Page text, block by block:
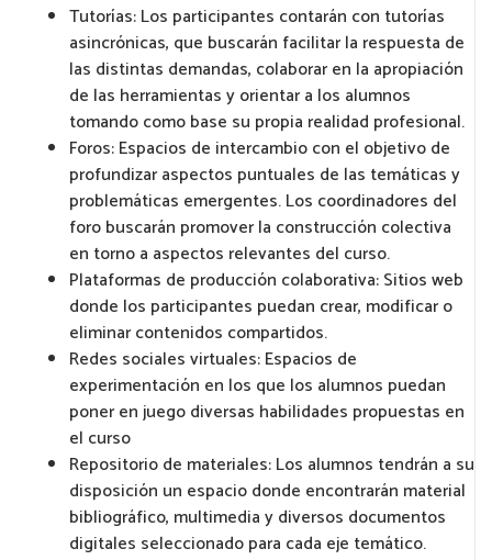
Tutorías: Los participantes contarán con tutorías
asincrónicas, que buscarán facilitar la respuesta de
las distintas demandas, colaborar en la apropiación
de las herramientas y orientar a los alumnos
tomando como base su propia realidad profesional.
Foros: Espacios de intercambio con el objetivo de
profundizar aspectos puntuales de las temáticas y
problemáticas emergentes. Los coordinadores del
foro buscarán promover la construcción colectiva
en torno a aspectos relevantes del curso.
Plataformas de producción colaborativa: Sitios web
donde los participantes puedan crear, modificar o
eliminar contenidos compartidos.
Redes sociales virtuales: Espacios de
experimentación en los que los alumnos puedan
poner en juego diversas habilidades propuestas en
el curso
Repositorio de materiales: Los alumnos tendrán a su
disposición un espacio donde encontrarán material
bibliográfico, multimedia y diversos documentos
digitales seleccionado para cada eje temático.